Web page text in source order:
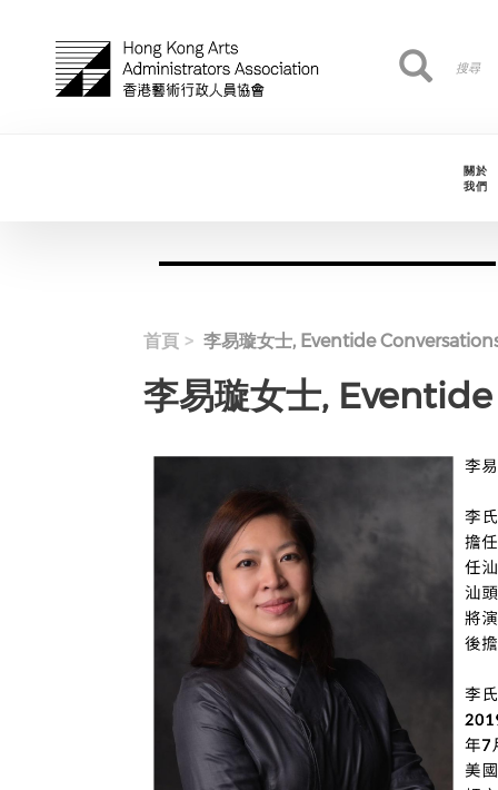
尋
搜尋
關於
我們
首頁 李易璇女士, Eventide
李易璇女士,